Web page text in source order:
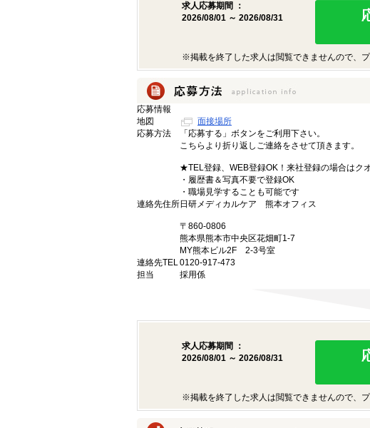
求人応募期間 ：
2026/08/01 ～ 2026/08/31
※掲載を終了した求人は閲覧できませんので、
応募情報
地図
面接場所
応募方法
「応募する」ボタンをご利用下さい。
こちらより折り返しご連絡をさせて頂きます。
★TEL登録、WEB登録OK！来社登録の場合はク
・履歴書＆写真不要で登録OK
・職場見学することも可能です
連絡先住所日研メディカルケア 熊本オフィス
〒860-0806
熊本県熊本市中央区花畑町1-7
MY熊本ビル2F 2-3号室
連絡先TEL0120-917-473
担当
採用係
求人応募期間 ：
2026/08/01 ～ 2026/08/31
※掲載を終了した求人は閲覧できませんので、